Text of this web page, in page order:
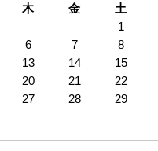
木 金
土
1
6 7
8
13 14
15
20 21
22
27 28
29